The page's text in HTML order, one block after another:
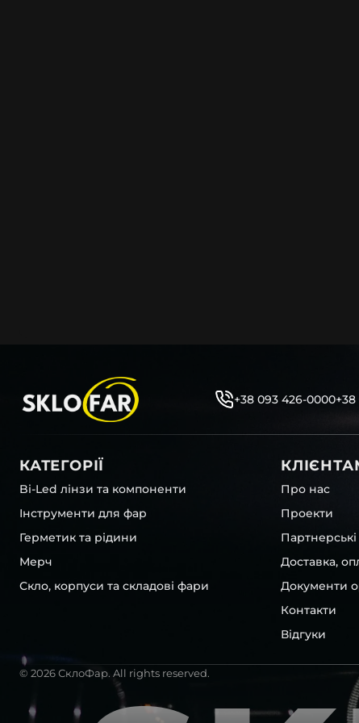
+38 093 426-0000
КАТЕГОРІЇ
Bi-Led лінзи та компоненти
Інструменти для фар
Герметик та рідини
Мерч
Скло, корпуси та складові фари
Про нас
Проекти
Партнерські
Доставка,
Документи
Контакти
Відгуки
© 2026 СклоФар. All rights reserved.